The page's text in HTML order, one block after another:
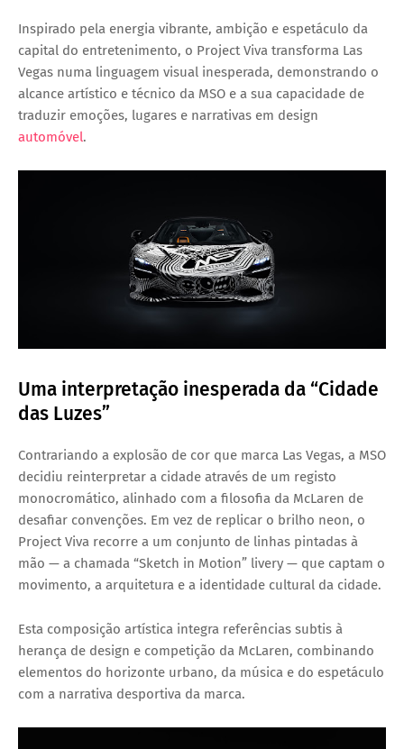
Inspirado pela energia vibrante, ambição e espetáculo da
capital do entretenimento, o Project Viva transforma Las
Vegas numa linguagem visual inesperada, demonstrando o
alcance artístico e técnico da MSO e a sua capacidade de
traduzir emoções, lugares e narrativas em design
automóvel.
Uma interpretação inesperada da “Cidade
das Luzes”
Contrariando a explosão de cor que marca Las Vegas, a MSO
decidiu reinterpretar a cidade através de um registo
monocromático, alinhado com a filosofia da McLaren de
desafiar convenções. Em vez de replicar o brilho neon, o
Project Viva recorre a um conjunto de linhas pintadas à
mão — a chamada “Sketch in Motion” livery — que captam o
movimento, a arquitetura e a identidade cultural da cidade.
Esta composição artística integra referências subtis à
herança de design e competição da McLaren, combinando
elementos do horizonte urbano, da música e do espetáculo
com a narrativa desportiva da marca.